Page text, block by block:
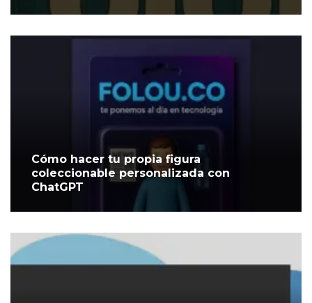
Cómo hacer tu propia figura
coleccionable personalizada con
ChatGPT